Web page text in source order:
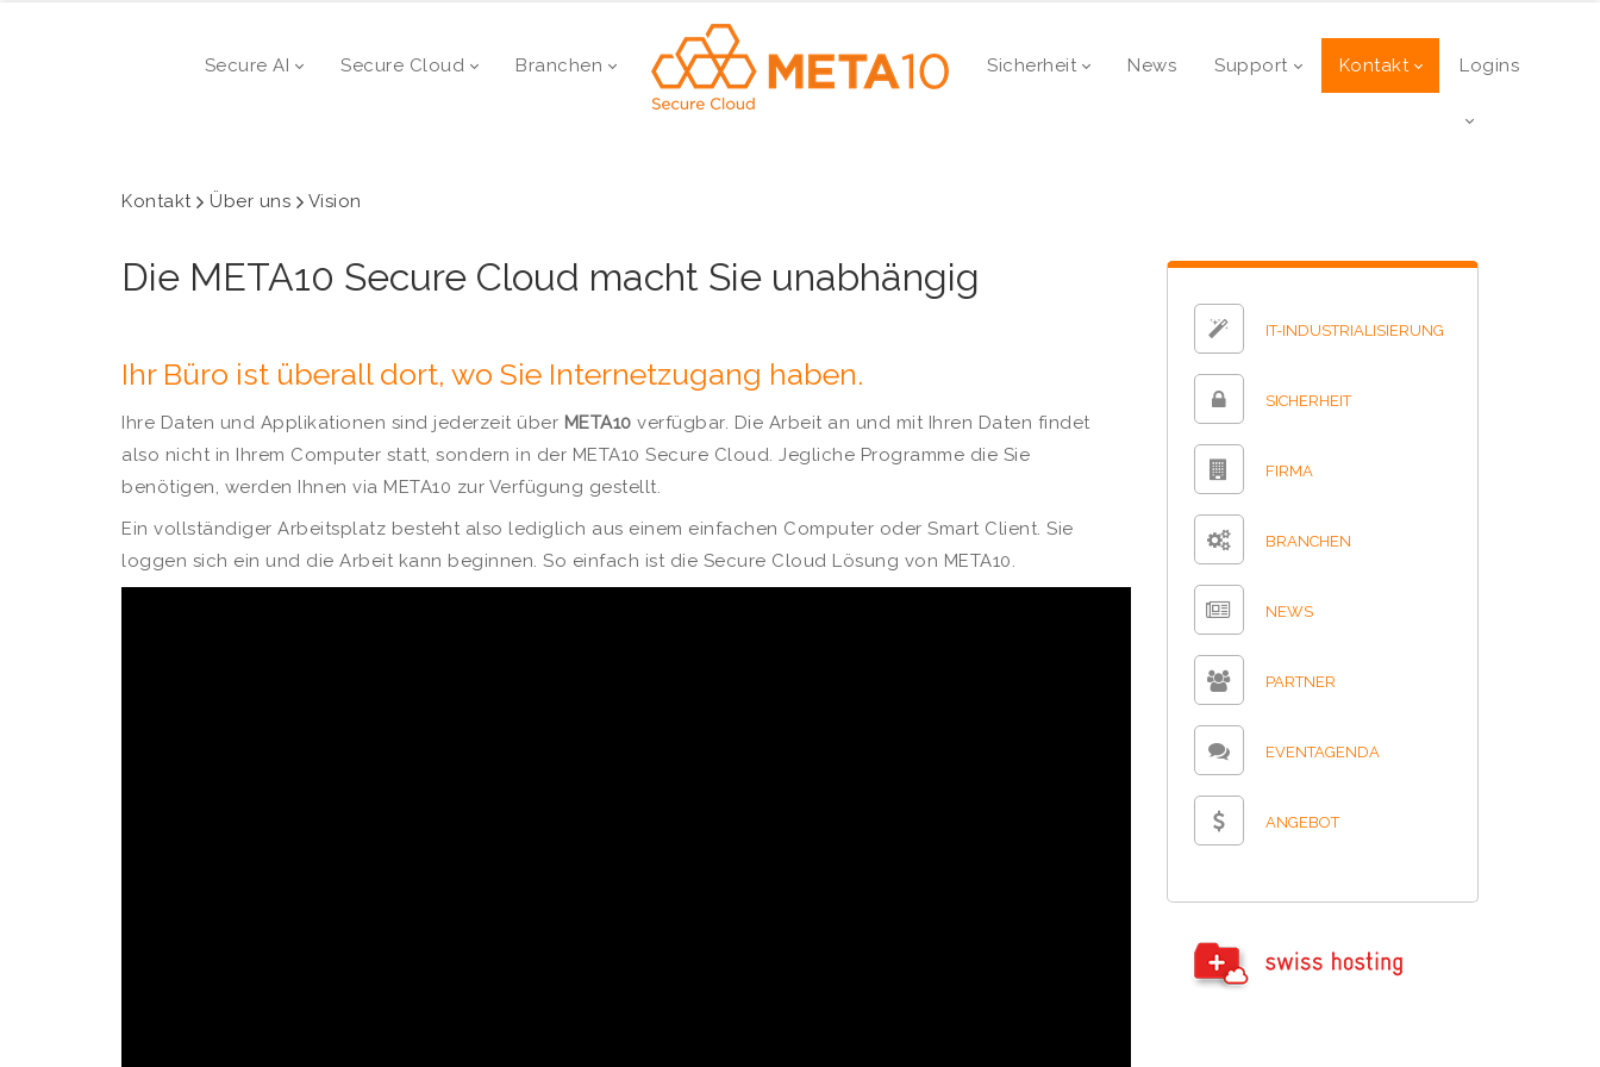
Secure AI Secure Cloud Branchen Sicherheit News Support Kontakt Logins
Kontakt Über uns Vision
Die META10 Secure Cloud macht Sie unabhängig
Ihr Büro ist überall dort, wo Sie Internetzugang haben.
Ihre Daten und Applikationen sind jederzeit über META10 verfügbar. Die Arbeit an und mit Ihren Daten findet
also nicht in Ihrem Computer statt, sondern in der META10 Secure Cloud. Jegliche Programme die Sie
benötigen, werden Ihnen via META10 zur Verfügung gestellt.
Ein vollständiger Arbeitsplatz besteht also lediglich aus einem einfachen Computer oder Smart Client. Sie
loggen sich ein und die Arbeit kann beginnen. So einfach ist die Secure Cloud Lösung von META10.
IT-INDUSTRIALISIERUNG
SICHERHEIT
FIRMA
BRANCHEN
NEWS
PARTNER
EVENTAGENDA
ANGEBOT